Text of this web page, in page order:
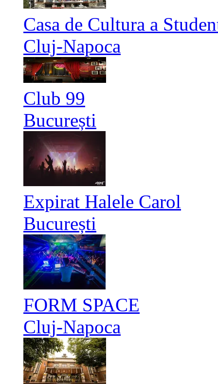
Casa de Cultura a
Cluj-Napoca
Club 99
București
Expirat Halele Carol
București
FORM SPACE
Cluj-Napoca